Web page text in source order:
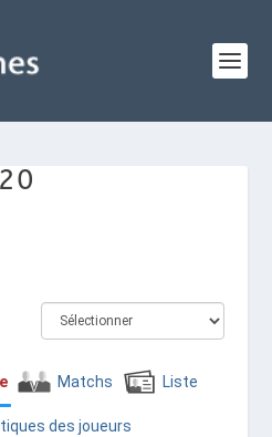
Matchs Liste
des joueurs